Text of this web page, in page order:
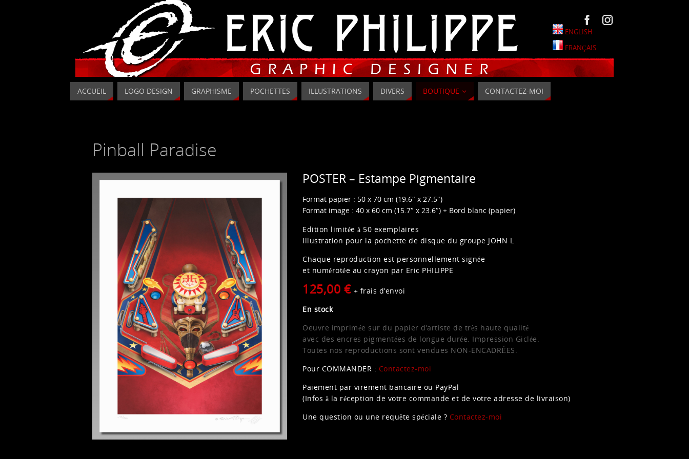
ENGLISH
FRANÇAIS
ACCUEIL LOGO DESIGN GRAPHISME POCHETTES ILLUSTRATIONS DIVERS BOUTIQUE CONTACTEZ-MOI
Pinball Paradise
POSTER – Estampe Pigmentaire
Format papier : 50 x 70 cm (19.6″ x 27.5″)
Format image : 40 x 60 cm (15.7″ x 23.6″) + Bord blanc (papier)
Edition limitée à 50 exemplaires
Illustration pour la pochette de disque du groupe JOHN L
Chaque reproduction est personnellement signée
et numérotée au crayon par Eric PHILIPPE
125,00 € + frais d’envoi
En stock
Oeuvre imprimée sur du papier d’artiste de très haute qualité
avec des encres pigmentées de longue durée. Impression Giclée.
Toutes nos reproductions sont vendues NON-ENCADRÉES.
Pour COMMANDER : Contactez-moi
Paiement par virement bancaire ou PayPal
(Infos à la réception de votre commande et de votre adresse de livraison)
Une question ou une requête spéciale ? Contactez-moi